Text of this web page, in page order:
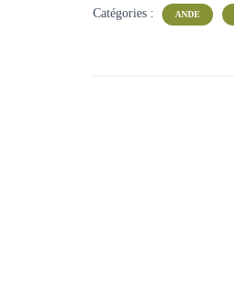
Catégories : ANDE